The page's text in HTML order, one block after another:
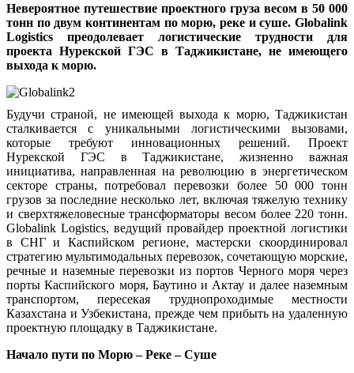
Невероятное путешествие проектного груза весом в 50 000
тонн по двум континентам по морю, реке и суше. Globalink
Logistics преодолевает логистические трудности для
проекта Нурекской ГЭС в Таджикистане, не имеющего
выхода к морю.
Будучи страной, не имеющей выхода к морю, Таджикистан
сталкивается с уникальными логистическими вызовами,
которые требуют инновационных решений. Проект
Нурекской ГЭС в Таджикистане, жизненно важная
инициатива, направленная на революцию в энергетическом
секторе страны, потребовал перевозки более 50 000 тонн
грузов за последние несколько лет, включая тяжелую технику
и сверхтяжеловесные трансформаторы весом более 220 тонн.
Globalink Logistics, ведущий провайдер проектной логистики
в СНГ и Каспийском регионе, мастерски скоординировал
стратегию мультимодальных перевозок, сочетающую морские,
речные и наземные перевозки из портов Черного моря через
порты Каспийского моря, Баутино и Актау и далее наземным
транспортом, пересекая труднопроходимые местности
Казахстана и Узбекистана, прежде чем прибыть на удаленную
проектную площадку в Таджикистане.
Начало пути по Морю – Реке – Суше